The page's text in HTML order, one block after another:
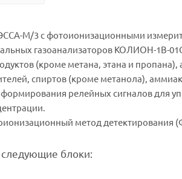
М/3 с фотоионизационными
газоанализаторов КОЛИОН-1В-
(кроме метана, этана и
спиртов (кроме метанола),
релейных сигналов для
метод
следующие блоки: